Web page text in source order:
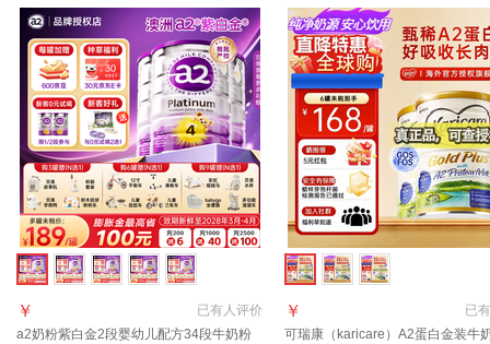
已有人评价
￥
a2奶粉紫白金2段婴幼儿配方34段牛奶粉
已有
￥
可瑞康（karicare）A2蛋白金装牛